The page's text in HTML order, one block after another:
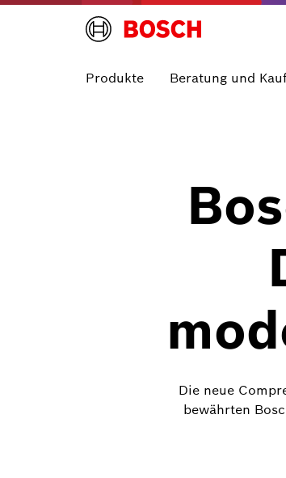
Produkte Beratung und
Die neue
bewährten